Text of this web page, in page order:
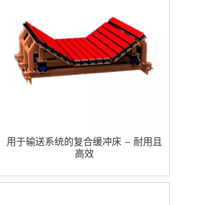
用于输送系统的复合缓冲床 – 耐用且
高效